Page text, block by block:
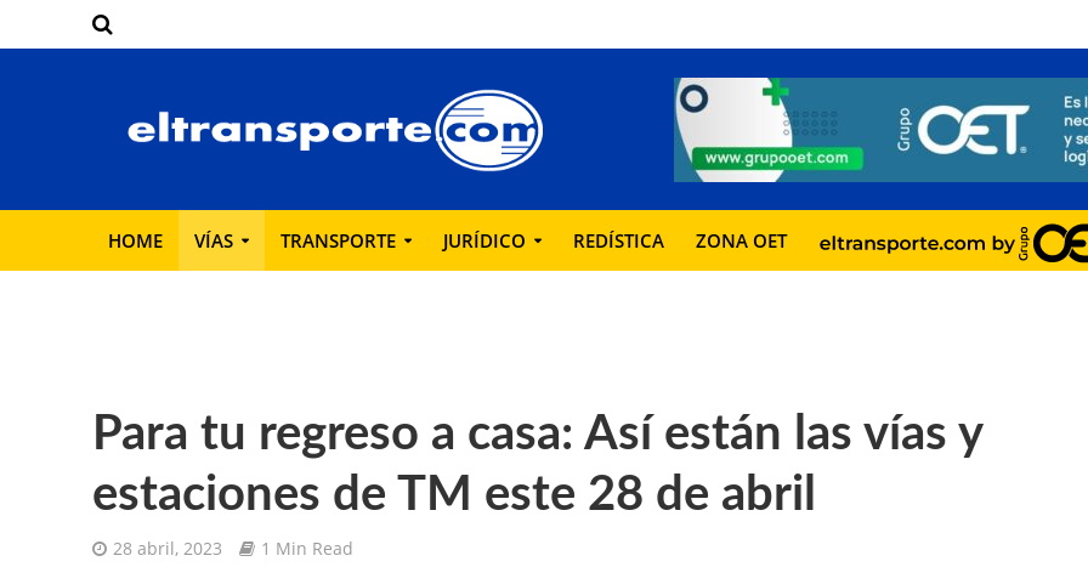
HOME VÍAS TRANSPORTE JURÍDICO REDÍSTICA ZONA OET
Para tu regreso a casa: Así están las vías y
estaciones de TM este 28 de abril
28 abril, 2023 1 Min Read